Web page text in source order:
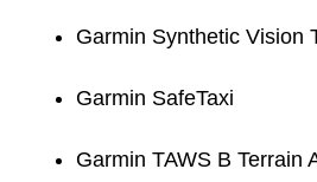
Garmin Synthetic Vision
Garmin SafeTaxi
Garmin TAWS B Terrain